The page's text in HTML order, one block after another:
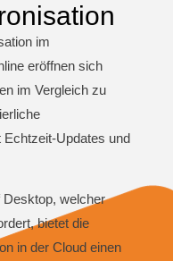
im
eröffnen sich
im Vergleich zu
Updates und
welcher
bietet die
in der Cloud einen